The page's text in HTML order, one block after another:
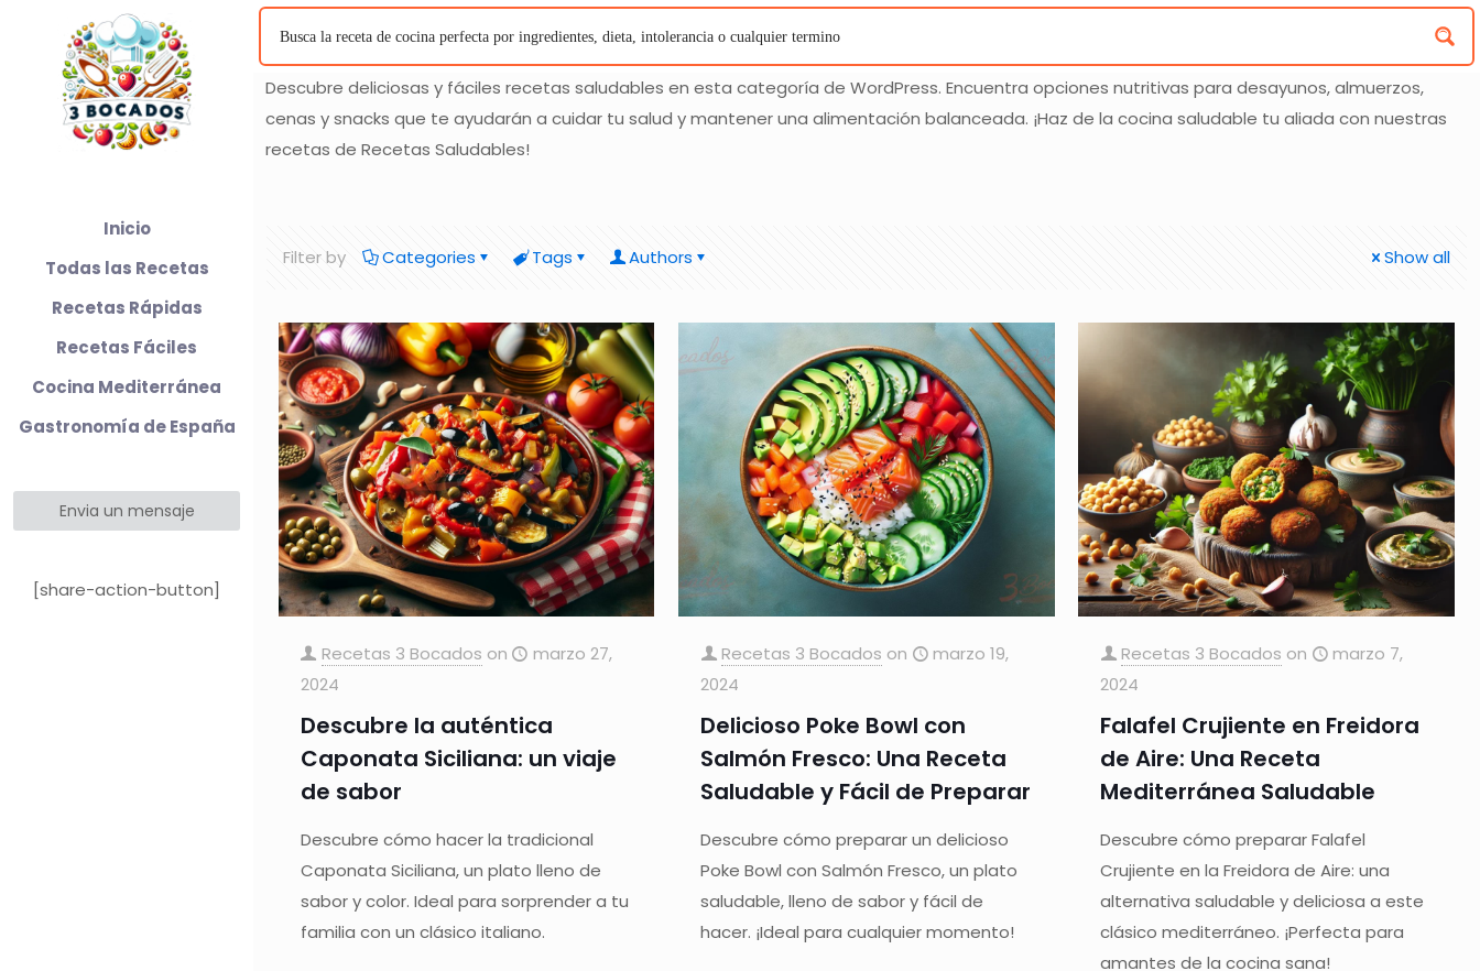
Descubre deliciosas y fáciles recetas saludables en esta categoría de WordPress. Encuentra opciones nutritivas para desayunos, almuerzos,
cenas y snacks que te ayudarán a cuidar tu salud y mantener una alimentación balanceada. ¡Haz de la cocina saludable tu aliada con nuestras
recetas de Recetas Saludables!
Filter by Categories Tags Authors Show all
Recetas 3 Bocados on
marzo 27,
2024
Descubre la auténtica
Caponata Siciliana: un viaje
de sabor
Descubre cómo hacer la tradicional
Caponata Siciliana, un plato lleno de
sabor y color. Ideal para sorprender a tu
familia con un clásico italiano.
Recetas 3 Bocados on
marzo 19,
2024
Delicioso Poke Bowl con
Salmón Fresco: Una Receta
Saludable y Fácil de Preparar
Descubre cómo preparar un delicioso
Poke Bowl con Salmón Fresco, un plato
saludable, lleno de sabor y fácil de
hacer. ¡Ideal para cualquier momento!
Recetas 3 Bocados on
marzo 7,
2024
Falafel Crujiente en Freidora
de Aire: Una Receta
Mediterránea Saludable
Descubre cómo preparar Falafel
Crujiente en la Freidora de Aire: una
alternativa saludable y deliciosa a este
clásico mediterráneo. ¡Perfecta para
amantes de la cocina sana!
Inicio
Todas las Recetas
Recetas Rápidas
Recetas Fáciles
Cocina Mediterránea
Gastronomía de España
Envia un mensaje
[share-action-button]